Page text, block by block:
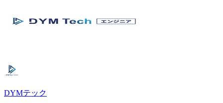
DYMテック